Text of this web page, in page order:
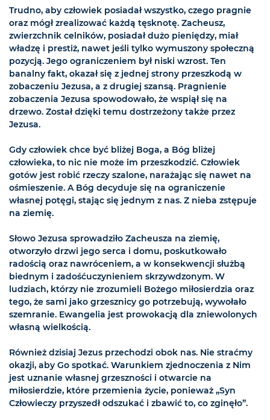
Trudno, aby człowiek posiadał wszystko, czego pragnie
oraz mógł zrealizować każdą tęsknotę. Zacheusz,
zwierzchnik celników, posiadał dużo pieniędzy, miał
władzę i prestiż, nawet jeśli tylko wymuszony społeczną
pozycją. Jego ograniczeniem był niski wzrost. Ten
banalny fakt, okazał się z jednej strony przeszkodą w
zobaczeniu Jezusa, a z drugiej szansą. Pragnienie
zobaczenia Jezusa spowodowało, że wspiął się na
drzewo. Został dzięki temu dostrzeżony także przez
Jezusa.
Gdy człowiek chce być bliżej Boga, a Bóg bliżej
człowieka, to nic nie może im przeszkodzić. Człowiek
gotów jest robić rzeczy szalone, narażając się nawet na
ośmieszenie. A Bóg decyduje się na ograniczenie
własnej potęgi, stając się jednym z nas. Z nieba zstępuje
na ziemię.
Słowo Jezusa sprowadziło Zacheusza na ziemię,
otworzyło drzwi jego serca i domu, poskutkowało
radością oraz nawróceniem, a w konsekwencji służbą
biednym i zadośćuczynieniem skrzywdzonym. W
ludziach, którzy nie zrozumieli Bożego miłosierdzia oraz
tego, że sami jako grzesznicy go potrzebują, wywołało
szemranie. Ewangelia jest prowokacją dla zniewolonych
własną wielkością.
Również dzisiaj Jezus przechodzi obok nas. Nie straćmy
okazji, aby Go spotkać. Warunkiem zjednoczenia z Nim
jest uznanie własnej grzeszności i otwarcie na
miłosierdzie, które przemienia życie, ponieważ „Syn
Człowieczy przyszedł odszukać i zbawić to, co zginęło”.